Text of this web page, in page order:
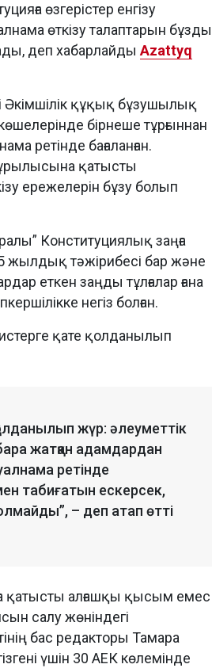
өзгерістер енгізу
өткізу талаптарын бұзды
деп хабарлайды Azattyq
Әкімшілік құқық бұзушылық
бірнеше тұрғыннан
ретінде бағаланған.
қатысты
ережелерін бұзу болып
Конституциялық заңға
5 жылдық тәжірибесі бар және
еткен заңды тұлғалар ғана
негіз болған.
қате қолданылып
жүр: әлеуметтік
жатқан адамдардан
ретінде
табиғатын ескерсек,
– деп атап өтті
қатысты алғашқы қысым емес
салу жөніндегі
бас редакторы Тамара
үшін 30 АЕК көлемінде